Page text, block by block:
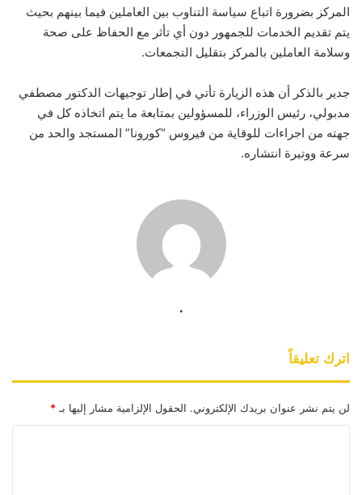
المركز بضرورة اتباع سياسة التناوب بين العاملين فيما بينهم بحيث
يتم تقديم الخدمات للجمهور دون أي تأثر مع الحفاظ على صحة
وسلامة العاملين بالمركز بتقليل التجمعات.
جدير بالذكر أن هذه الزيارة تأتي في إطار توجيهات الدكتور مصطفي
مدبولي، رئيس الوزراء، للمسؤولين بمتابعة ما يتم اتخاذه كل في
جهته من اجراءات للوقاية من فيروس “كورونا” المستجد والحد من
سرعة ووتيرة انتشاره.
.
اترك تعليقاً
لن يتم نشر عنوان بريدك الإلكتروني. الحقول الإلزامية مشار إليها بـ *